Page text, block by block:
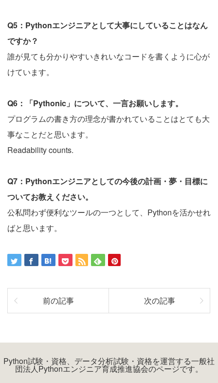
Q5：Pythonエンジニアとして大事にしていることはなん
ですか？
誰が見ても分かりやすいきれいなコードを書くように心が
けています。
Q6：「Pythonic」について、一言お願いします。
プログラムの書き方の理念が書かれていることはとても大
事なことだと思います。
Readability counts.
Q7：Pythonエンジニアとしての今後の計画・夢・目標に
ついてお教えください。
公私問わず便利なツールの一つとして、Pythonを活かせれ
ばと思います。
前の記事 次の記事
Python試験・資格、データ分析試験・資格を運営する一般社
団法人Pythonエンジニア育成推進協会のページです。